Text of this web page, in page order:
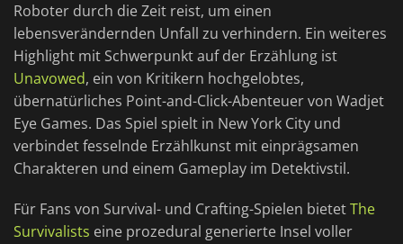
Roboter durch die Zeit reist, um einen
lebensverändernden Unfall zu verhindern. Ein weiteres
Highlight mit Schwerpunkt auf der Erzählung ist
Unavowed, ein von Kritikern hochgelobtes,
übernatürliches Point-and-Click-Abenteuer von Wadjet
Eye Games. Das Spiel spielt in New York City und
verbindet fesselnde Erzählkunst mit einprägsamen
Charakteren und einem Gameplay im Detektivstil.
Für Fans von Survival- und Crafting-Spielen bietetThe
Survivalists eine prozedural generierte Insel voller